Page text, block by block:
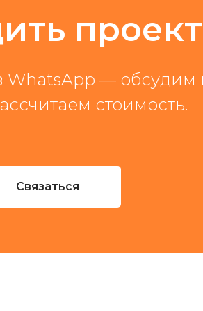
проект
— обсудим
стоимость.
Связаться